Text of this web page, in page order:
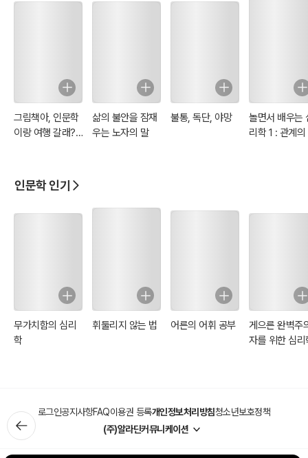
그림책아, 인문학
이랑 여행 갈래?
삶의 불안을 잠재
우는 노자의 말
불통, 독단, 야망
놀면서 배우는
리학 1 : 관계의
인문학 인기
무가치함의 심리
학
휘둘리지 않는 법 어른의 어휘 공부
게으른 완벽주
자를 위한 심리
로그인공지사항FAQ이용권 등록개인정보처리방침청소년보호정책
(주)알라딘커뮤니케이션